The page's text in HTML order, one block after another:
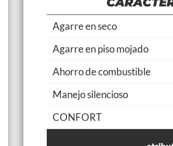
Agarre en seco
Agarre en piso mojado
Ahorro de combustible
Manejo silencioso
CONFORT